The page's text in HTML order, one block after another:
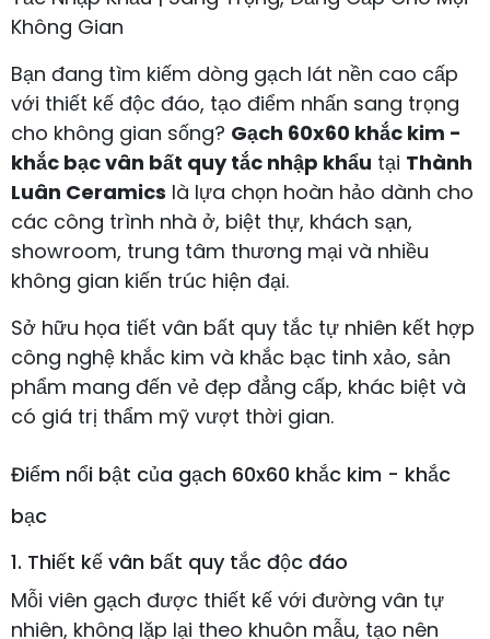
Không Gian
Bạn đang tìm kiếm dòng gạch lát nền cao cấp
với thiết kế độc đáo, tạo điểm nhấn sang trọng
cho không gian sống? Gạch 60x60 khắc kim -
khắc bạc vân bất quy tắc nhập khẩu tại Thành
Luân Ceramics là lựa chọn hoàn hảo dành cho
các công trình nhà ở, biệt thự, khách sạn,
showroom, trung tâm thương mại và nhiều
không gian kiến trúc hiện đại.
Sở hữu họa tiết vân bất quy tắc tự nhiên kết hợp
công nghệ khắc kim và khắc bạc tinh xảo, sản
phẩm mang đến vẻ đẹp đẳng cấp, khác biệt và
có giá trị thẩm mỹ vượt thời gian.
Điểm nổi bật của gạch 60x60 khắc kim - khắc
bạc
1. Thiết kế vân bất quy tắc độc đáo
Mỗi viên gạch được thiết kế với đường vân tự
nhiên, không lặp lại theo khuôn mẫu, tạo nên